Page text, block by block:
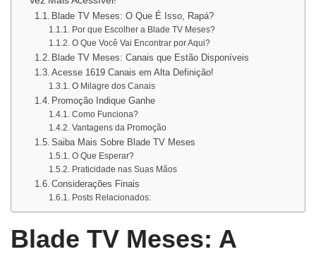
Blade TV Meses: O Que É Isso, Rapá?
Por que Escolher a Blade TV Meses?
O Que Você Vai Encontrar por Aqui?
Blade TV Meses: Canais que Estão Disponíveis
Acesse 1619 Canais em Alta Definição!
O Milagre dos Canais
Promoção Indique Ganhe
Como Funciona?
Vantagens da Promoção
Saiba Mais Sobre Blade TV Meses
O Que Esperar?
Praticidade nas Suas Mãos
Considerações Finais
Posts Relacionados:
Blade TV Meses: A